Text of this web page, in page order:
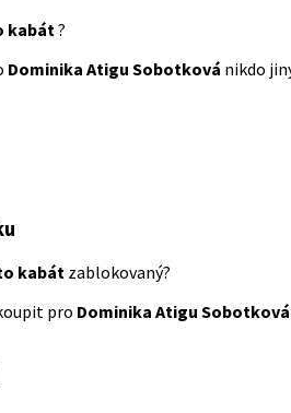
kabát ?
Dominika Atigu Sobotková nikdo
kabát zablokovaný?
pro Dominika Atigu Sobotková